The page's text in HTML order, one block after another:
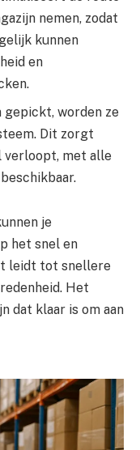
nemen, zodat
kunnen
en
gepickt, worden ze
Dit zorgt
verloopt, met alle
je
het snel en
leidt tot snellere
Het
dat klaar is om aan